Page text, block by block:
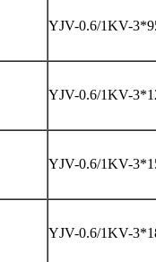
YJV-0.6/1KV-
YJV-0.6/1KV-
YJV-0.6/1KV-
YJV-0.6/1KV-